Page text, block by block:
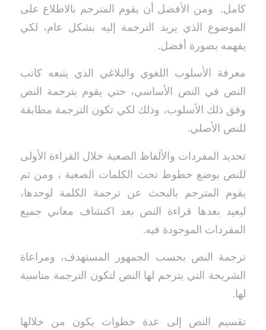
كامل. ومن الأفضل أن يقوم المترجم بالاطلاع على
الموضوع الذي يريد الترجمة إليه بشكل عام، لكي
يفهمه بصورة أفضل.
معرفة الأسلوب اللغوي والبلاغي الذي يتبعه كاتب
النص في النص الأساسي، حتي يقوم بترجمة النص
وفق ذلك الأسلوب، وذلك لكي تكون الترجمة مطابقة
للنص الأصلي.
تحديد المفردات والألفاظ الصعبة خلال القراءة الأولى
للنص بوضع خطوط تحت الكلمات الصعبة ، ومن ثم
يقوم المترجم بالبحث عن ترجمة الكلمة لوحدها،
ليعيد بعدها قراءة النص بعد اكتشاف معاني جميع
المفردات الموجودة فيه.
ترجمة النص بحسب الجمهور المستهدف، ومراعاة
الشريحة التي يترجم لها النص لتكون الترجمة مناسبة
لها.
تقسيم النص إلى عدة خطوات يكون من خلالها